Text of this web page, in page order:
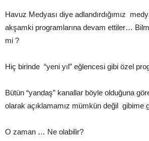
Havuz Medyası diye adlandırdığımız
akşamki programlarına devam ettiler…
mi ?
Hiç birinde “yeni yıl” eğlencesi gibi özel
Bütün “yandaş” kanallar böyle olduğuna
olarak açıklamamız mümkün değil gibime
O zaman … Ne olabilir?